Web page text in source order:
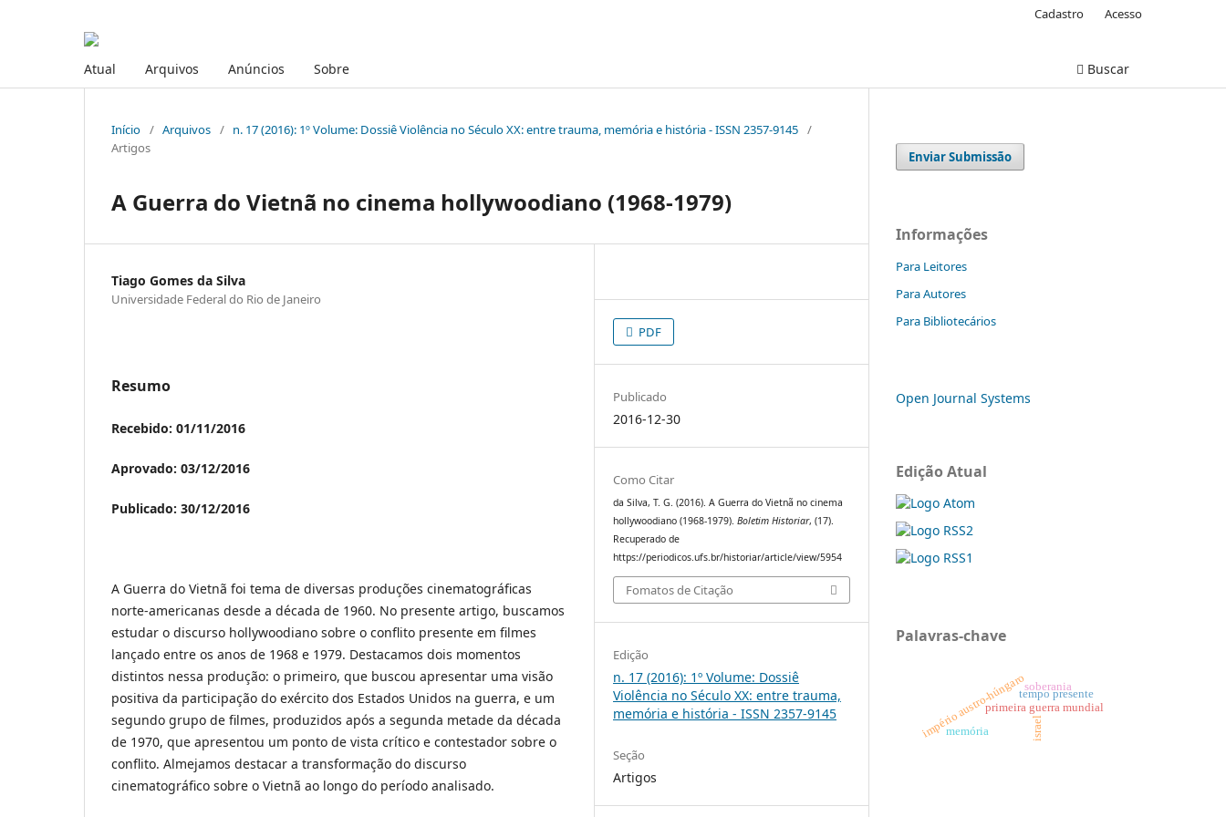
Atual Arquivos Anúncios Sobre Buscar
Cadastro Acesso
Início / Arquivos / n. 17 (2016): 1º Volume: Dossiê Violência no Século XX: entre trauma, memória e história - ISSN 2357-9145 /
Artigos
A Guerra do Vietnã no cinema hollywoodiano (1968-1979)
Tiago Gomes da Silva
Universidade Federal do Rio de Janeiro
Resumo
Recebido: 01/11/2016
Aprovado: 03/12/2016
Publicado: 30/12/2016
A Guerra do Vietnã foi tema de diversas produções cinematográficas
norte-americanas desde a década de 1960. No presente artigo, buscamos
estudar o discurso hollywoodiano sobre o conflito presente em filmes
lançado entre os anos de 1968 e 1979. Destacamos dois momentos
distintos nessa produção: o primeiro, que buscou apresentar uma visão
positiva da participação do exército dos Estados Unidos na guerra, e um
segundo grupo de filmes, produzidos após a segunda metade da década
de 1970, que apresentou um ponto de vista crítico e contestador sobre o
conflito. Almejamos destacar a transformação do discurso
cinematográfico sobre o Vietnã ao longo do período analisado.
PDF
Publicado
2016-12-30
Como Citar
da Silva, T. G. (2016). A Guerra do Vietnã no cinema
hollywoodiano (1968-1979).Boletim Historiar, (17).
Recuperado de
https://periodicos.ufs.br/historiar/article/view/5954
Fomatos de Citação
Edição
n. 17 (2016): 1º Volume: Dossiê
Violência no Século XX: entre trauma,
memória e história - ISSN 2357-9145
Seção
Artigos
Enviar Submissão
Informações
Para Leitores
Para Autores
Para Bibliotecários
Open Journal Systems
Edição Atual
Palavras-chave
primeira guerra mundial
tempo presente
império austro-húngaro
memória
soberania
israel